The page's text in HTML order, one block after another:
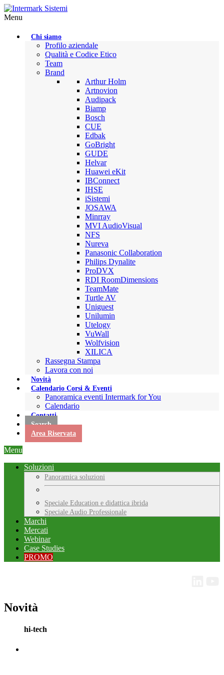
Menu
Chi siamo
Profilo aziendale
Qualità e Codice Etico
Team
Brand
Arthur Holm
Artnovion
Audipack
Biamp
Bosch
CUE
Edbak
GoBright
GUDE
Helvar
Huawei eKit
IBConnect
IHSE
iSistemi
JOSAWA
Minrray
MVI AudioVisual
NFS
Nureva
Panasonic Collaboration
Philips Dynalite
ProDVX
RDI RoomDimensions
TeamMate
Turtle AV
Uniguest
Unilumin
Utelogy
VuWall
Wolfvision
XILICA
Rassegna Stampa
Lavora con noi
Novità
Calendario Corsi & Eventi
Panoramica eventi Intermark for You
Calendario
Contatti
Search
Area Riservata
Menu
Soluzioni
Panoramica soluzioni
Speciale Education e didattica ibrida
Speciale Audio Professionale
Marchi
Mercati
Webinar
Case Studies
PROMO
Novità
hi-tech